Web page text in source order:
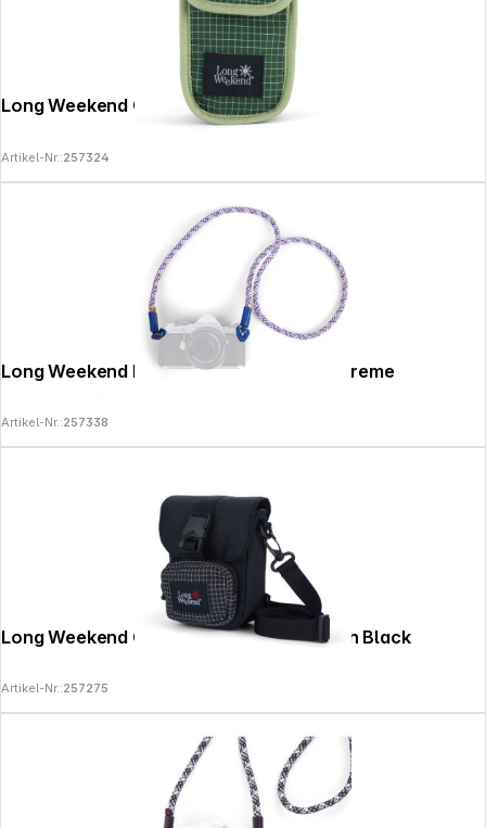
Long Weekend Camera Pouch Moss
Artikel-Nr.:257324
Long Weekend Rope Strap 30in (76cm) Creme
Artikel-Nr.:257338
Long Weekend Crossbody Camera Pouch Black
Artikel-Nr.:257275